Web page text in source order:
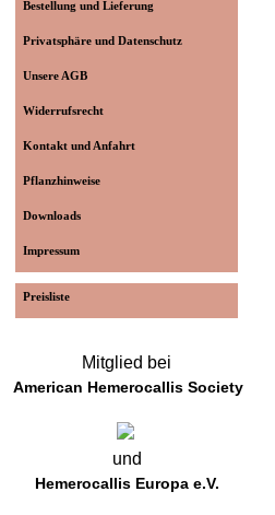
Bestellung und Lieferung
Privatsphäre und Datenschutz
Unsere AGB
Widerrufsrecht
Kontakt und Anfahrt
Pflanzhinweise
Downloads
Impressum
Preisliste
Mitglied bei
American Hemerocallis Society
und
Hemerocallis Europa e.V.